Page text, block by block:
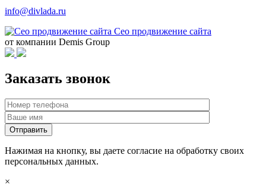
info@divlada.ru
Сео продвижение сайта
от компании Demis Group
Заказать звонок
Нажимая на кнопку, вы даете согласие на обработку своих
персональных данных.
×